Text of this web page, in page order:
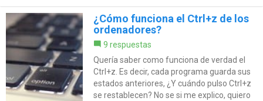
¿Cómo funciona el Ctrl+z de los
ordenadores?
9 respuestas
Quería saber como funciona de verdad el
Ctrl+z. Es decir, cada programa guarda sus
estados anteriores, ¿Y cuándo pulso Ctrl+z
se restablecen? No se si me explico, quiero